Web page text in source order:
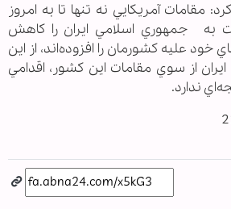
مقامات آمريکايي نه تنها تا به امروز
به جمهوري اسلامي ايران را کاهش
خود عليه کشورمان را افزوده‌اند، از اين
از سوي مقامات اين کشور، اقدامي
ندارد.